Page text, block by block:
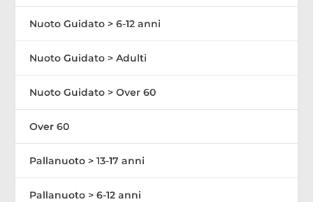
Nuoto Guidato > 6-12 anni
Nuoto Guidato > Adulti
Nuoto Guidato > Over 60
Over 60
Pallanuoto > 13-17 anni
Pallanuoto > 6-12 anni